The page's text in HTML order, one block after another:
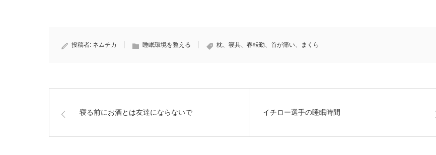
投稿者: ネムチカ 睡眠環境を整える 枕、寝具、春転勤、首が痛い、まくら
寝る前にお酒とは友達にならないで イチロー選手の睡眠時間